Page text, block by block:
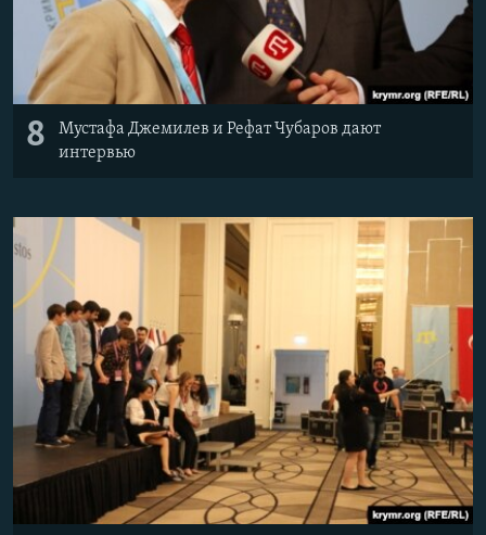
8
Мустафа Джемилев и Рефат Чубаров дают
интервью